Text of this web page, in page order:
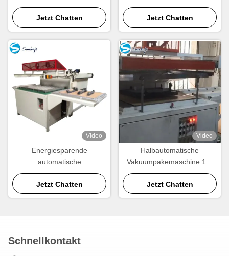
die Verpackungsindustrie
Jetzt Chatten
3000pcsH
Jetzt Chatten
Video
Energiesparende
automatische
Verpackungsmaschine
Jetzt Chatten
Video
Halbautomatische
Vakuumpakemaschine 18-
20KW 30 Sekunden pro
Stück
Jetzt Chatten
Schnellkontakt